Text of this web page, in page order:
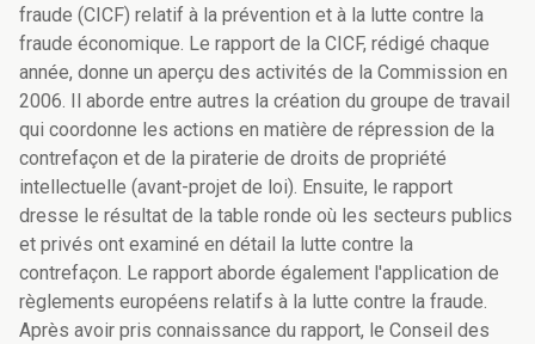
fraude (CICF) relatif à la prévention et à la lutte contre la
fraude économique. Le rapport de la CICF, rédigé chaque
année, donne un aperçu des activités de la Commission en
2006. Il aborde entre autres la création du groupe de travail
qui coordonne les actions en matière de répression de la
contrefaçon et de la piraterie de droits de propriété
intellectuelle (avant-projet de loi). Ensuite, le rapport
dresse le résultat de la table ronde où les secteurs publics
et privés ont examiné en détail la lutte contre la
contrefaçon. Le rapport aborde également l'application de
règlements européens relatifs à la lutte contre la fraude.
Après avoir pris connaissance du rapport, le Conseil des